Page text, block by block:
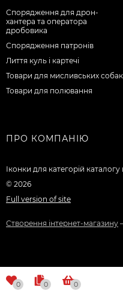
Спорядження для дрон-
хантера та оператора
дробовика
Спорядження патронів
Лиття куль і картечі
Товари для мисливських собак
Товари для полювання
ПРО КОМПАНІЮ
Іконки для категорій каталогу
© 2026
Full version of site
Створення інтернет-магазину
0 0 0